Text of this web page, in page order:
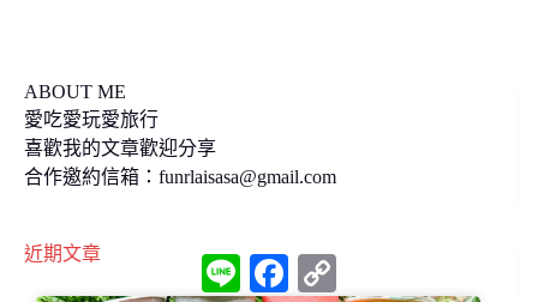
ABOUT ME
愛吃愛玩愛旅行
喜歡我的文章歡迎分享
合作邀約信箱： funrlaisasa@gmail.com
近期文章
L
F